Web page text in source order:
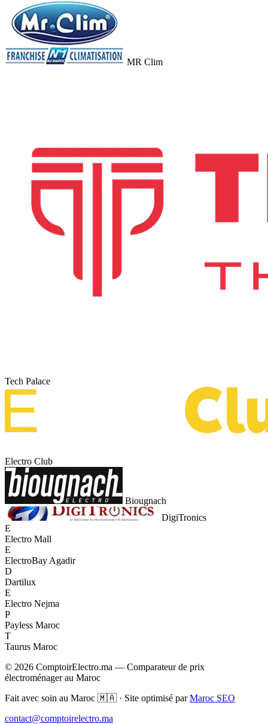
MR Clim
Tech Palace
Electro Club
Biougnach
DigiTronics
E
Electro Mall
E
ElectroBay Agadir
D
Dartilux
E
Electro Nejma
P
Payless Maroc
T
Taurus Maroc
© 2026 ComptoirElectro.ma — Comparateur de prix
électroménager au Maroc
Fait avec soin au Maroc 🇲🇦 · Site optimisé parMaroc SEO
contact@comptoirelectro.ma